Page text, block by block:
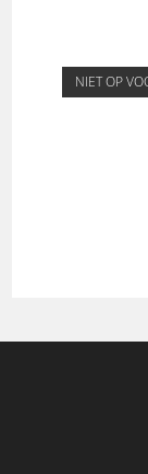
NIET OP